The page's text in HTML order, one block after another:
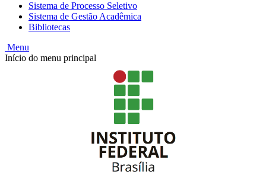
Sistema de Processo Seletivo
Sistema de Gestão Acadêmica
Bibliotecas
Menu
Início do menu principal